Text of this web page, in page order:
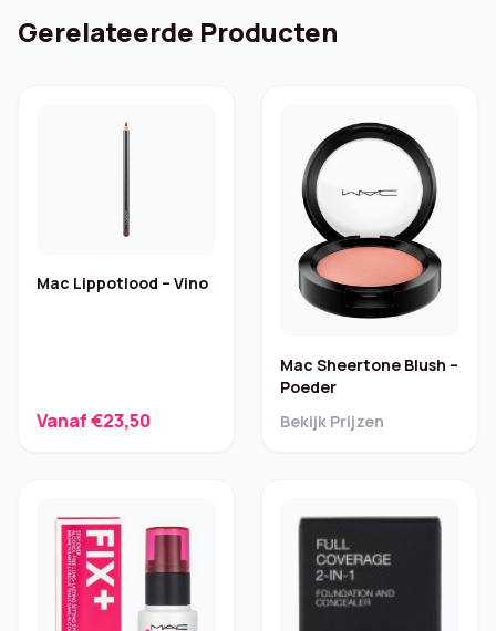
Gerelateerde Producten
Mac Lippotlood – Vino
Vanaf €23,50
Mac Sheertone Blush –
Poeder
Bekijk Prijzen